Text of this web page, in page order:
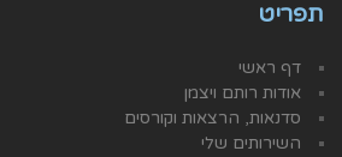
תפריט
דף ראשי
אודות רותם ויצמן
סדנאות, הרצאות וקורסים
השירותים שלי